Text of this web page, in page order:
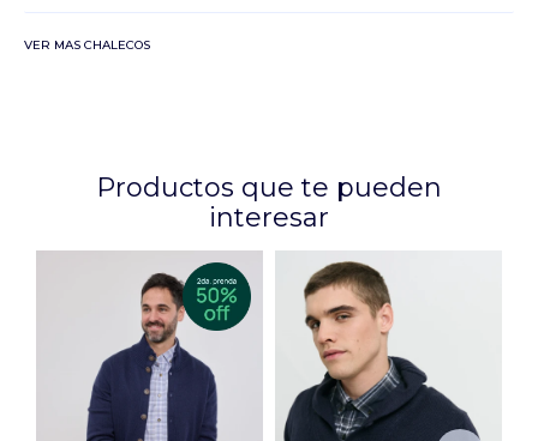
VER MAS CHALECOS
Productos que te pueden
interesar